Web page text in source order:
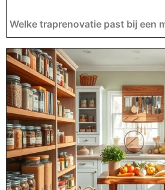
Welke traprenovatie past bij een